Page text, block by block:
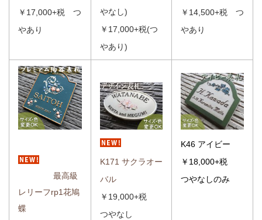
￥17,000+税 つ
やあり
やなし)
￥17,000+税(つ
やあり)
￥14,500+税 つ
やあり
最高級
レリーフrp1花鳩
蝶
K171 サクラオー
バル
￥19,000+税
つやなし
K46 アイビー
￥18,000+税
つやなしのみ